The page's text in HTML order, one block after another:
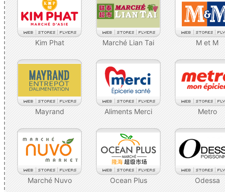
Kim Phat Marché Lian Tai M et M
Mayrand Aliments Merci Metro
Marché Nuvo Ocean Plus Odessa